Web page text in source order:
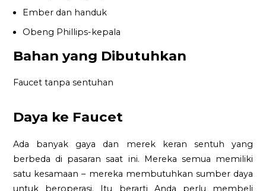
Ember dan handuk
Obeng Phillips-kepala
Bahan yang Dibutuhkan
Faucet tanpa sentuhan
Daya ke Faucet
Ada banyak gaya dan merek keran sentuh yang
berbeda di pasaran saat ini. Mereka semua memiliki
satu kesamaan – mereka membutuhkan sumber daya
untuk beroperasi. Itu berarti Anda perlu membeli